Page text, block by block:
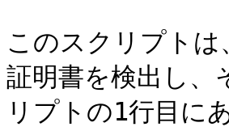
このスクリプト
証明書を検出し、
リプトの1行目